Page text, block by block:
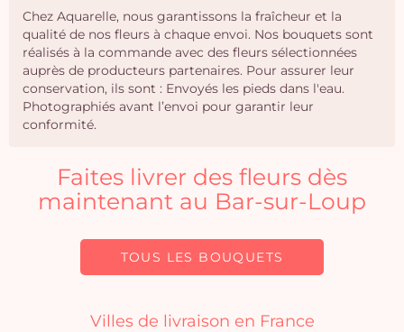
Chez Aquarelle, nous garantissons la fraîcheur et la
qualité de nos fleurs à chaque envoi. Nos bouquets sont
réalisés à la commande avec des fleurs sélectionnées
auprès de producteurs partenaires. Pour assurer leur
conservation, ils sont : Envoyés les pieds dans l'eau.
Photographiés avant l’envoi pour garantir leur
conformité.
Faites livrer des fleurs dès
maintenant au Bar-sur-Loup
TOUS LES BOUQUETS
Villes de livraison en France